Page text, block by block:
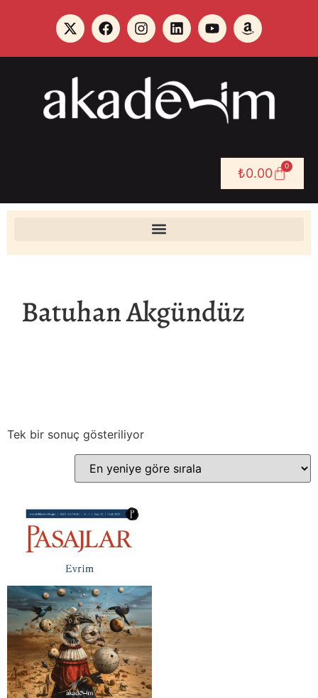
₺0.00 0
Batuhan Akgündüz
Tek bir sonuç gösteriliyor